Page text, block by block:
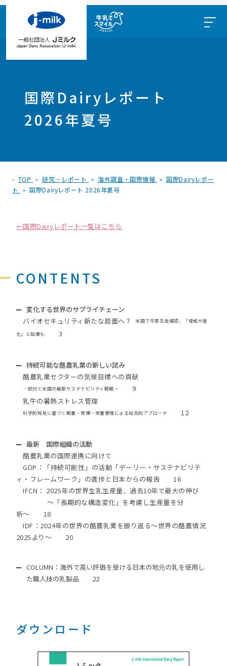
国際Dairyレポート
2026年夏号
TOP 研究・レポート 海外調査・国際情報
国際Dairyレポー
ト
国際Dairyレポート 2026年夏号
←国際Dairyレポート一覧はこちら
CONTENTS
変化する世界のサプライチェーン
バイオセキュリティ新たな局面へ？米国で牛寄生虫確認、「脅威が進
化」と指摘も
3
持続可能な酪農乳業の新しい試み
酪農乳業セクターの気候目標への貢献
—欧州と米国の最新サステナビリティ戦略－
9
乳牛の暑熱ストレス管理
科学的知見に基づく飼養・育種・栄養管理による総合的アプローチ 12
最新 国際組織の活動
酪農乳業の国際連携に向けて
GDP：「持続可能性」の活動「デーリー・サステナビリテ
ィ・フレームワーク」の進捗と日本からの報告 16
IFCN： 2025年の世界生乳生産量、過去10年で最大の伸び
〜「長期的な構造変化」を考慮し生産量を分
析〜 18
IDF：2024年の世界の酪農乳業を振り返る～世界の酪農情況
2025より～ 20
COLUMN：海外で高い評価を受ける日本の地元の乳を使用し
た職人技の乳製品 22
ダウンロード